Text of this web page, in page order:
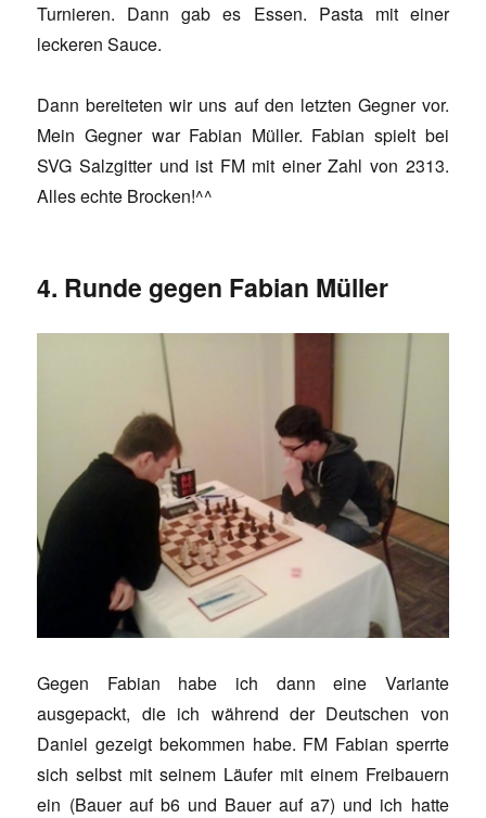
Turnieren. Dann gab es Essen. Pasta mit einer
leckeren Sauce.
Dann bereiteten wir uns auf den letzten Gegner vor.
Mein Gegner war Fabian Müller. Fabian spielt bei
SVG Salzgitter und ist FM mit einer Zahl von 2313.
Alles echte Brocken!^^
4. Runde gegen Fabian Müller
Gegen Fabian habe ich dann eine Variante
ausgepackt, die ich während der Deutschen von
Daniel gezeigt bekommen habe. FM Fabian sperrte
sich selbst mit seinem Läufer mit einem Freibauern
ein (Bauer auf b6 und Bauer auf a7) und ich hatte